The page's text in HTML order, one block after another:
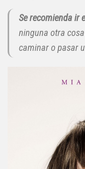
Se recomienda ir
ninguna otra
caminar o pasar